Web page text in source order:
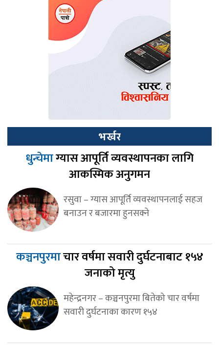
भर्खर
धुन्चेमाग्यास आपूर्ति व्यवस्थापनका लागि
आकस्मिक अनुगमन
रसुवा – ग्यास आपूर्ति व्यवस्थापनलाई सहज
बनाउन र बजारमा हुनसक्ने
कञ्चनपुरमाचार वर्षमा सवारी दुर्घटनाबाट १५४
जनाको मृत्यु
महेन्द्रनगर – कञ्चनपुरमा बितेको चार वर्षमा
सवारी दुर्घटनाका कारण १५४